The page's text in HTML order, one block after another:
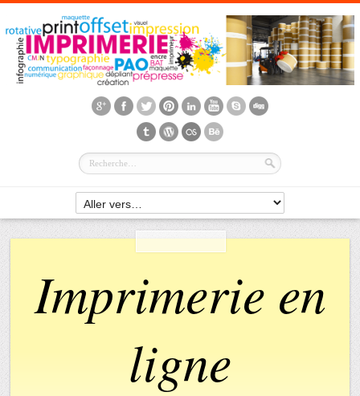
Imprimerie en
ligne